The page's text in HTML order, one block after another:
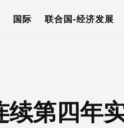
国际 联合国-经济发展
第四年